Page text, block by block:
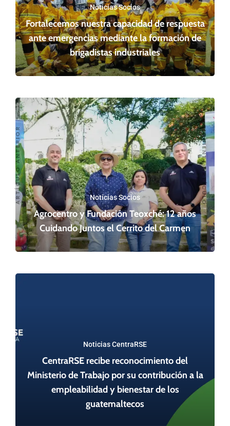
Noticias Socios
Fortalecemos nuestra capacidad de respuesta
ante emergencias mediante la formación de
brigadistas industriales
Noticias Socios
Agrocentro y Fundación Teoxché: 12 años
Cuidando Juntos el Cerrito del Carmen
Noticias CentraRSE
CentraRSE recibe reconocimiento del
Ministerio de Trabajo por su contribución a la
empleabilidad y bienestar de los
guatemaltecos
ARTÍCULO ANTERIOR SIGUIENTE ARTÍCULO